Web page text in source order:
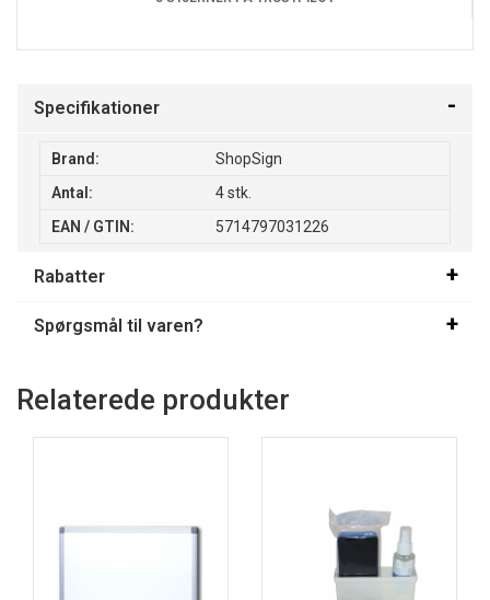
Specifikationer
Brand:
ShopSign
Antal:
4 stk.
EAN / GTIN:
5714797031226
Rabatter
Spørgsmål til varen?
Relaterede produkter